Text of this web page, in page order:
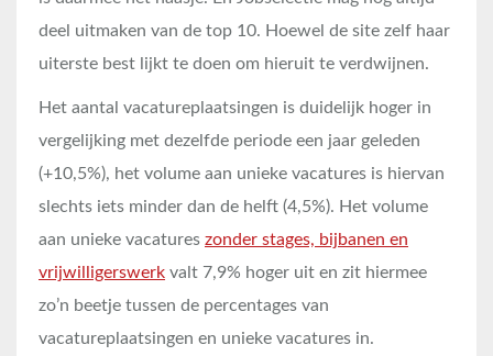
deel uitmaken van de top 10. Hoewel de site zelf haar
uiterste best lijkt te doen om hieruit te verdwijnen.
Het aantal vacatureplaatsingen is duidelijk hoger in
vergelijking met dezelfde periode een jaar geleden
(+10,5%), het volume aan unieke vacatures is hiervan
slechts iets minder dan de helft (4,5%). Het volume
aan unieke vacatures zonder stages, bijbanen en
vrijwilligerswerk valt 7,9% hoger uit en zit hiermee
zo’n beetje tussen de percentages van
vacatureplaatsingen en unieke vacatures in.